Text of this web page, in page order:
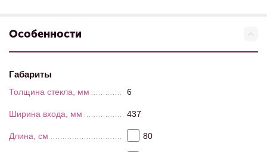
Особенности
Габариты
Толщина стекла, мм 6
Ширина входа, мм 437
Длина, см 80